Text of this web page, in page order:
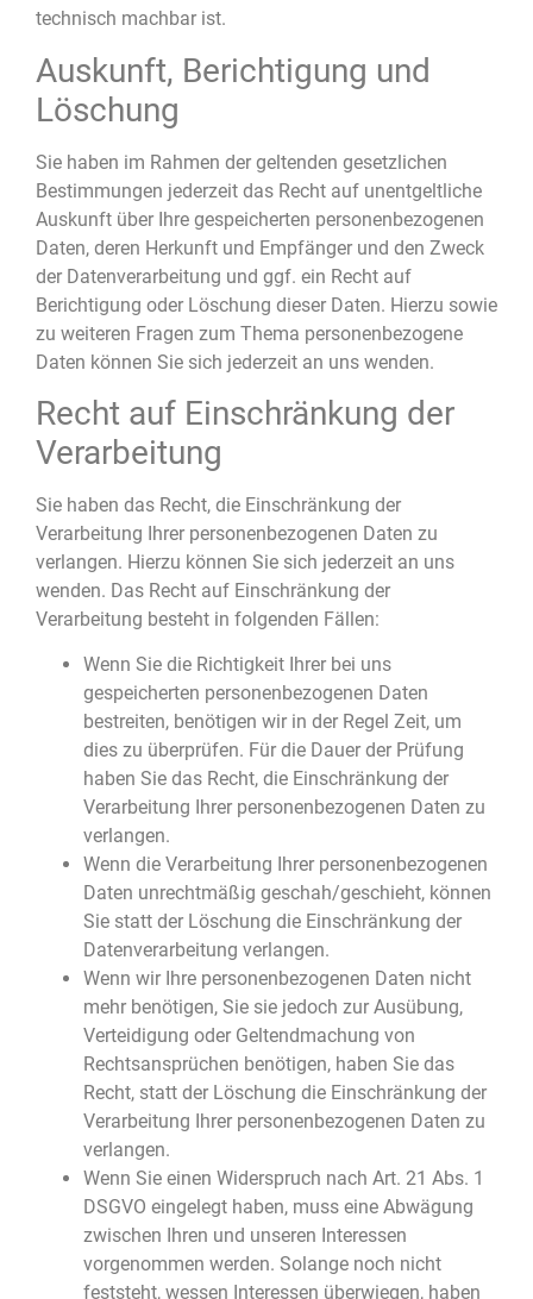
technisch machbar ist.
Auskunft, Berichtigung und
Löschung
Sie haben im Rahmen der geltenden gesetzlichen
Bestimmungen jederzeit das Recht auf unentgeltliche
Auskunft über Ihre gespeicherten personenbezogenen
Daten, deren Herkunft und Empfänger und den Zweck
der Datenverarbeitung und ggf. ein Recht auf
Berichtigung oder Löschung dieser Daten. Hierzu sowie
zu weiteren Fragen zum Thema personenbezogene
Daten können Sie sich jederzeit an uns wenden.
Recht auf Einschränkung der
Verarbeitung
Sie haben das Recht, die Einschränkung der
Verarbeitung Ihrer personenbezogenen Daten zu
verlangen. Hierzu können Sie sich jederzeit an uns
wenden. Das Recht auf Einschränkung der
Verarbeitung besteht in folgenden Fällen:
Wenn Sie die Richtigkeit Ihrer bei uns
gespeicherten personenbezogenen Daten
bestreiten, benötigen wir in der Regel Zeit, um
dies zu überprüfen. Für die Dauer der Prüfung
haben Sie das Recht, die Einschränkung der
Verarbeitung Ihrer personenbezogenen Daten zu
verlangen.
Wenn die Verarbeitung Ihrer personenbezogenen
Daten unrechtmäßig geschah/geschieht, können
Sie statt der Löschung die Einschränkung der
Datenverarbeitung verlangen.
Wenn wir Ihre personenbezogenen Daten nicht
mehr benötigen, Sie sie jedoch zur Ausübung,
Verteidigung oder Geltendmachung von
Rechtsansprüchen benötigen, haben Sie das
Recht, statt der Löschung die Einschränkung der
Verarbeitung Ihrer personenbezogenen Daten zu
verlangen.
Wenn Sie einen Widerspruch nach Art. 21 Abs. 1
DSGVO eingelegt haben, muss eine Abwägung
zwischen Ihren und unseren Interessen
vorgenommen werden. Solange noch nicht
feststeht, wessen Interessen überwiegen, haben